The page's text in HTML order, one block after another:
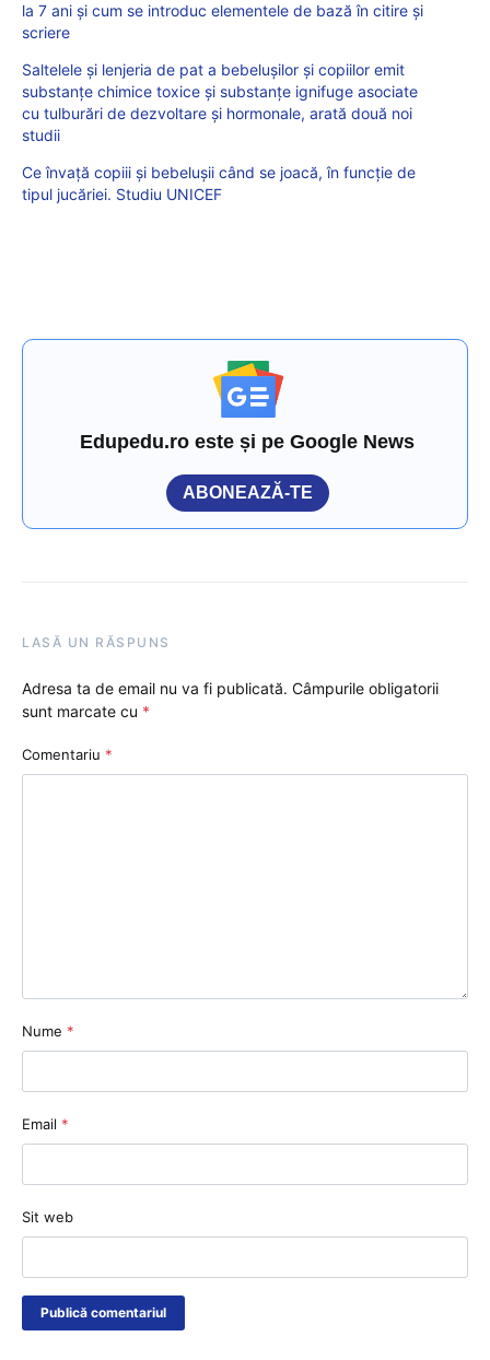
la 7 ani și cum se introduc elementele de bază în citire și
scriere
Saltelele și lenjeria de pat a bebelușilor și copiilor emit
substanțe chimice toxice și substanțe ignifuge asociate
cu tulburări de dezvoltare și hormonale, arată două noi
studii
Ce învață copiii și bebelușii când se joacă, în funcție de
tipul jucăriei. Studiu UNICEF
Edupedu.ro este și pe Google News
ABONEAZĂ-TE
LASĂ UN RĂSPUNS
Adresa ta de email nu va fi publicată. Câmpurile obligatorii
sunt marcate cu *
Comentariu *
Nume *
Email *
Sit web